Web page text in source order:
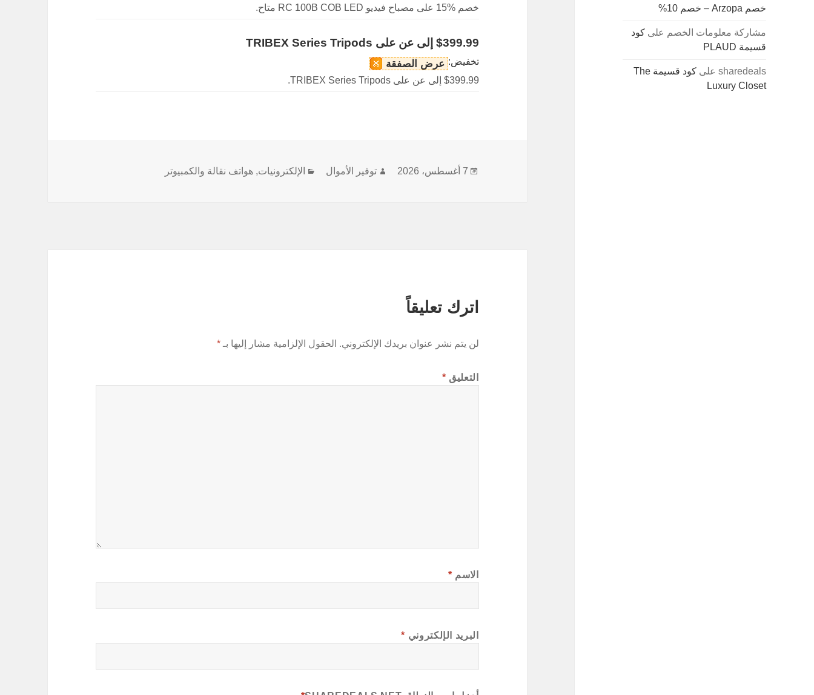
خصم Arzopa – خصم 10%
مشاركة معلومات الخصم علىكود
قسيمة PLAUD
sharedeals على
كود قسيمة The
Luxury Closet
خصم %15 على مصباح فيديو RC 100B COB LED متاح.
$399.99 إلى عن على TRIBEX Series Tripods
تخفيض: عرض الصفقة
$399.99 إلى عن على TRIBEX Series Tripods.
نُشرت
7 أغسطس، 2026 الكاتب
توفير الأموال التصنيفات
الإلكترونيات, هواتف نقالة والكمبيوتر
اترك تعليقاً
لن يتم نشر عنوان بريدك الإلكتروني. الحقول الإلزامية مشار إليها بـ*
التعليق *
الاسم *
البريد الإلكتروني *